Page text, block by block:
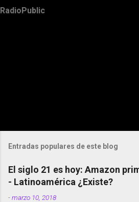
RadioPublic
Entradas populares de este blog
El siglo 21 es hoy: Amazon
- Latinoamérica ¿Existe?
-marzo 10, 2018